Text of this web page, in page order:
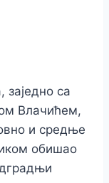
са
Влачићем,
и средње
обишао